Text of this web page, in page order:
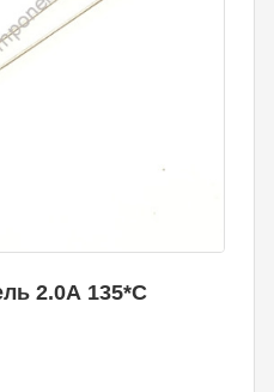
2.0А 135*C